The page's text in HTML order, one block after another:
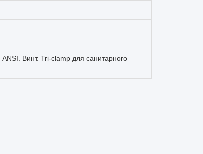
Винт. Tri-clamp для санитарного